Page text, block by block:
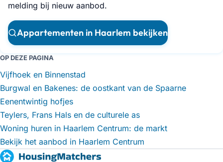
melding bij nieuw aanbod.
Appartementen in Haarlem bekijken
OP DEZE PAGINA
Vijfhoek en Binnenstad
Burgwal en Bakenes: de oostkant van de Spaarne
Eenentwintig hofjes
Teylers, Frans Hals en de culturele as
Woning huren in Haarlem Centrum: de markt
Bekijk het aanbod in Haarlem Centrum